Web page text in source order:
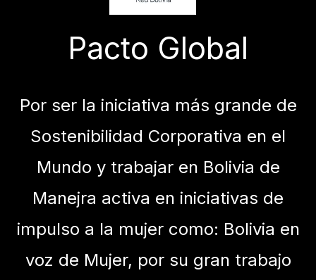
Pacto Global
Por ser la iniciativa más grande de
Sostenibilidad Corporativa en el
Mundo y trabajar en Bolivia de
Manejra activa en iniciativas de
impulso a la mujer como: Bolivia en
voz de Mujer, por su gran trabajo